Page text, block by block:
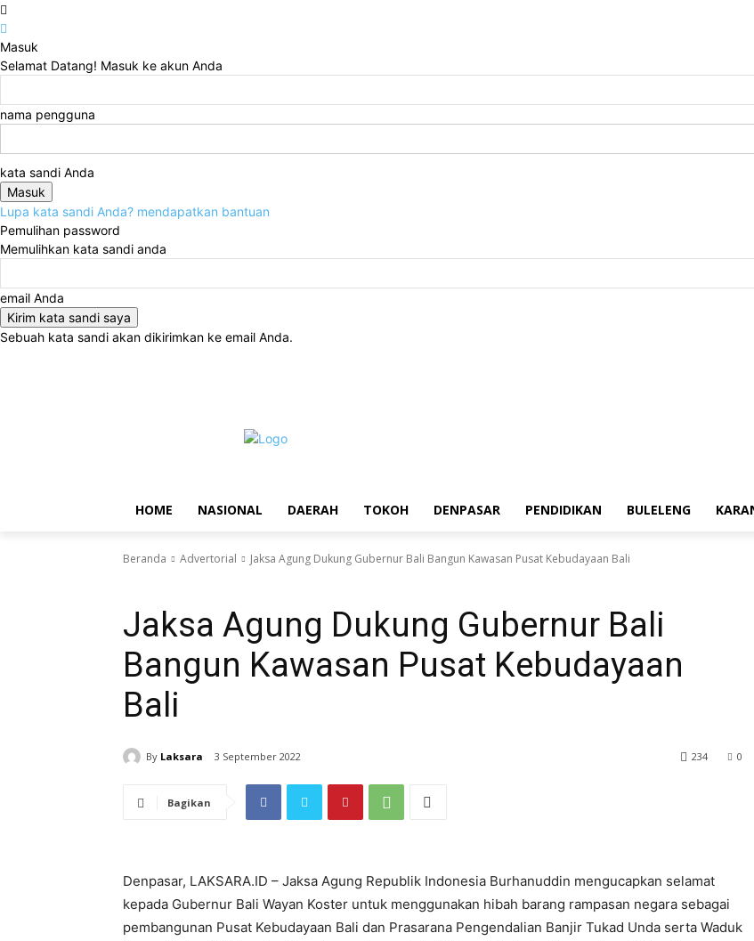
Masuk
Selamat Datang! Masuk ke akun Anda
nama pengguna
kata sandi Anda
Lupa kata sandi Anda? mendapatkan bantuan
Pemulihan password
Memulihkan kata sandi anda
email Anda
Sebuah kata sandi akan dikirimkan ke email Anda.
HOME NASIONAL DAERAH TOKOH DENPASAR PENDIDIKAN BULELENG
Beranda Advertorial Jaksa Agung Dukung Gubernur Bali Bangun Kawasan Pusat Kebudayaan Bali
Jaksa Agung Dukung Gubernur Bali
Bangun Kawasan Pusat Kebudayaan
Bali
By Laksara 3 September 2022 0
234
Bagikan
Denpasar, LAKSARA.ID – Jaksa Agung Republik Indonesia Burhanuddin mengucapkan selamat
kepada Gubernur Bali Wayan Koster untuk menggunakan hibah barang rampasan negara sebagai
pembangunan Pusat Kebudayaan Bali dan Prasarana Pengendalian Banjir Tukad Unda serta Waduk